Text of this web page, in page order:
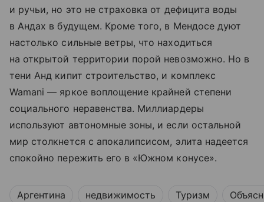
и ручьи, но это не страховка от дефицита воды
в Андах в будущем. Кроме того, в Мендосе дуют
настолько сильные ветры, что находиться
на открытой территории порой невозможно. Но в
тени Анд кипит строительство, и комплекс
Wamani — яркое воплощение крайней степени
социального неравенства. Миллиардеры
используют автономные зоны, и если остальной
мир столкнется с апокалипсисом, элита надеется
спокойно пережить его в «Южном конусе».
Аргентина недвижимость Туризм